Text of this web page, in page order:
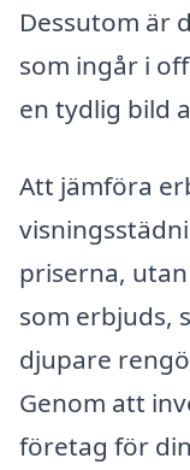
Dessutom är
som ingår i
en tydlig bild
Att jämföra
priserna,
som erbjuds,
djupare
Genom att
företag för